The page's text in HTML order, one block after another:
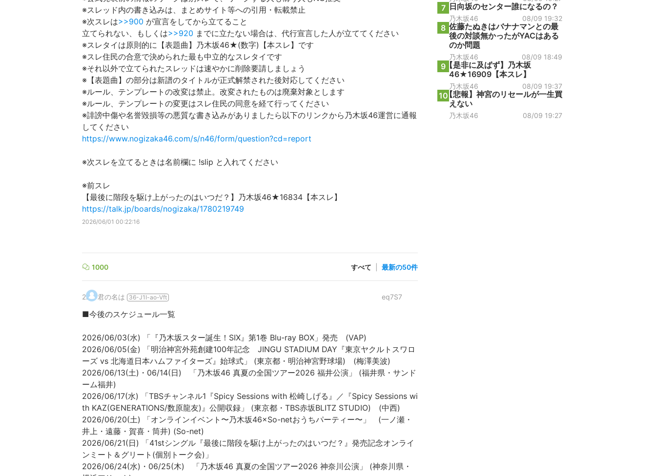
※スレッド内の書き込みは、まとめサイト等への引用・転載禁止
※次スレは>>900 が宣言をしてから立てること
立てられない、もしくは>>920 までに立たない場合は、代行宣言した人が立ててください
※スレタイは原則的に【表題曲】乃木坂46★(数字)【本スレ】です
※スレ住民の合意で決められた最も中立的なスレタイです
※それ以外で立てられたスレッドは速やかに削除要請しましょう
※【表題曲】の部分は新譜のタイトルが正式解禁された後対応してください
※ルール、テンプレートの改変は禁止。改変されたものは廃棄対象とします
※ルール、テンプレートの変更はスレ住民の同意を経て行ってください
※誹謗中傷や名誉毀損等の悪質な書き込みがありましたら以下のリンクから乃木坂46運営に通報
してください
https://www.nogizaka46.com/s/n46/form/question?cd=report
※次スレを立てるときは名前欄に !slip と入れてください
※前スレ
【最後に階段を駆け上がったのはいつだ？】乃木坂46★16834【本スレ】
https://talk.jp/boards/nogizaka/1780219749
2026/06/01 00:22:16
1000 すべて 最新の50件
2. 君の名は 36-J1I-ao-Vft eq7S7
■今後のスケジュール一覧
2026/06/03(水) 「『乃木坂スター誕生！SIX』第1巻 Blu-ray BOX」発売 (VAP)
2026/06/05(金) 「明治神宮外苑創建100年記念 JINGU STADIUM DAY『東京ヤクルトスワロ
ーズ vs 北海道日本ハムファイターズ』始球式」 (東京都・明治神宮野球場) (梅澤美波)
2026/06/13(土)・06/14(日) 「乃木坂46 真夏の全国ツアー2026 福井公演」 (福井県・サンド
ーム福井)
2026/06/17(水) 「TBSチャンネル1『Spicy Sessions with 松崎しげる』／『Spicy Sessions wi
th KAZ(GENERATIONS/数原龍友)』公開収録」 (東京都・TBS赤坂BLITZ STUDIO) (中西)
2026/06/20(土) 「オンラインイベント〜乃木坂46×So-netおうちパーティー〜」 (一ノ瀬・
井上・遠藤・賀喜・筒井) (So-net)
2026/06/21(日) 「41stシングル『最後に階段を駆け上がったのはいつだ？』発売記念オンライ
ンミート＆グリート(個別トーク会)」
2026/06/24(水)・06/25(木) 「乃木坂46 真夏の全国ツアー2026 神奈川公演」 (神奈川県・
7 日向坂のセンター誰になるの？
乃木坂46 08/09 19:32
8 佐藤たぬきはバナナマンとの最
後の対談無かったがYACはある
のか問題
乃木坂46 08/09 18:49
9【是非に及ばず】乃木坂
46★16909【本スレ】
乃木坂46 08/09 19:37
10【悲報】神宮のリセールが一生買
えない
乃木坂46 08/09 19:27